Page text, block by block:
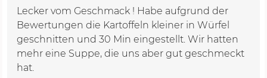
Lecker vom Geschmack ! Habe aufgrund der
Bewertungen die Kartoffeln kleiner in Würfel
geschnitten und 30 Min eingestellt. Wir hatten
mehr eine Suppe, die uns aber gut geschmeckt
hat.